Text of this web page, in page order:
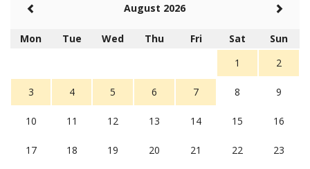
August 2026
Mon Tue Wed Thu Fri Sat
Sun
1
2
3 4 5 6 7 8 9
10 11 12 13 14 15 16
17 18 19 20 21 22 23